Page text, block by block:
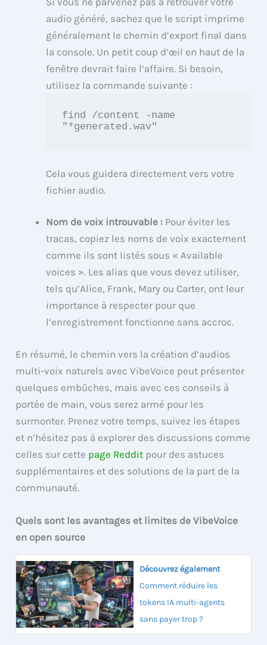
audio généré, sachez que le script imprime
généralement le chemin d’export final dans
la console. Un petit coup d’œil en haut de la
fenêtre devrait faire l’affaire. Si besoin,
utilisez la commande suivante :
find /content -name
"*generated.wav"
Cela vous guidera directement vers votre
fichier audio.
Nom de voix introuvable : Pour éviter les
tracas, copiez les noms de voix exactement
comme ils sont listés sous « Available
voices ». Les alias que vous devez utiliser,
tels qu’Alice, Frank, Mary ou Carter, ont leur
importance à respecter pour que
l’enregistrement fonctionne sans accroc.
En résumé, le chemin vers la création d’audios
multi-voix naturels avec VibeVoice peut présenter
quelques embûches, mais avec ces conseils à
portée de main, vous serez armé pour les
surmonter. Prenez votre temps, suivez les étapes
et n’hésitez pas à explorer des discussions comme
celles sur cette page Reddit pour des astuces
supplémentaires et des solutions de la part de la
communauté.
Quels sont les avantages et limites de VibeVoice
en open source
Découvrez également
Comment réduire les
tokens IA multi-agents
sans payer trop ?